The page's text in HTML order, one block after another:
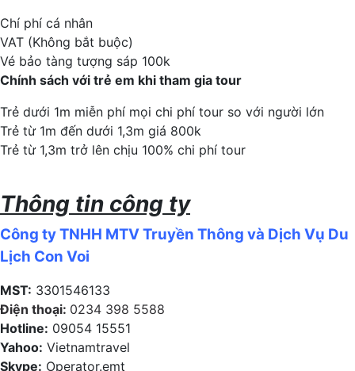
Chí phí cá nhân
VAT (Không bắt buộc)
Vé bảo tàng tượng sáp 100k
Chính sách với trẻ em khi tham gia tour
Trẻ dưới 1m miễn phí mọi chi phí tour so với người lớn
Trẻ từ 1m đến dưới 1,3m giá 800k
Trẻ từ 1,3m trở lên chịu 100% chi phí tour
Thông tin công ty
Công ty TNHH MTV Truyền Thông và Dịch Vụ Du
Lịch Con Voi
MST: 3301546133
Điện thoại: 0234 398 5588
Hotline: 09054 15551
Yahoo: Vietnamtravel
Skype: Operator.emt